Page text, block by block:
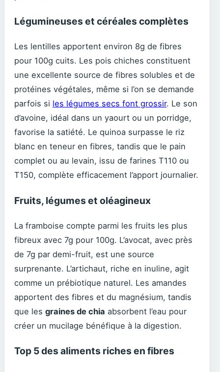
Légumineuses et céréales complètes
Les lentilles apportent environ 8g de fibres
pour 100g cuits. Les pois chiches constituent
une excellente source de fibres solubles et de
protéines végétales, même si l’on se demande
parfois si les légumes secs font grossir. Le son
d’avoine, idéal dans un yaourt ou un porridge,
favorise la satiété. Le quinoa surpasse le riz
blanc en teneur en fibres, tandis que le pain
complet ou au levain, issu de farines T110 ou
T150, complète efficacement l’apport journalier.
Fruits, légumes et oléagineux
La framboise compte parmi les fruits les plus
fibreux avec 7g pour 100g. L’avocat, avec près
de 7g par demi-fruit, est une source
surprenante. L’artichaut, riche en inuline, agit
comme un prébiotique naturel. Les amandes
apportent des fibres et du magnésium, tandis
que les graines de chia absorbent l’eau pour
créer un mucilage bénéfique à la digestion.
Top 5 des aliments riches en fibres